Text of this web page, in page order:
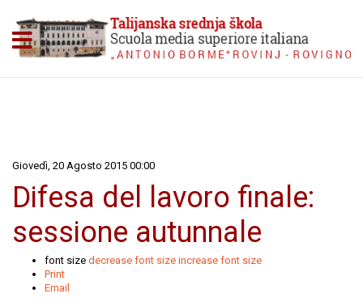
Giovedì, 20 Agosto 2015 00:00
Difesa del lavoro finale:
sessione autunnale
font size decrease font size increase font size
Print
Email